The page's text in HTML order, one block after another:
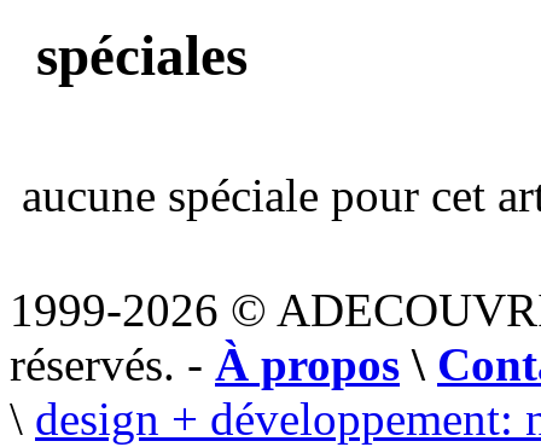
spéciales
aucune spéciale pour cet
1999-2026 ©
réservés. - À propos \
\ design + développement: